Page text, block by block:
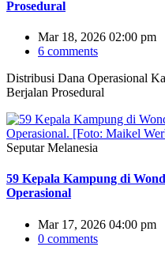
Prosedural
Mar 18, 2026 02:00 pm
6 comments
Distribusi Dana Operasional
Berjalan Prosedural
Seputar Melanesia
59 Kepala Kampung di
Operasional
Mar 17, 2026 04:00 pm
0 comments